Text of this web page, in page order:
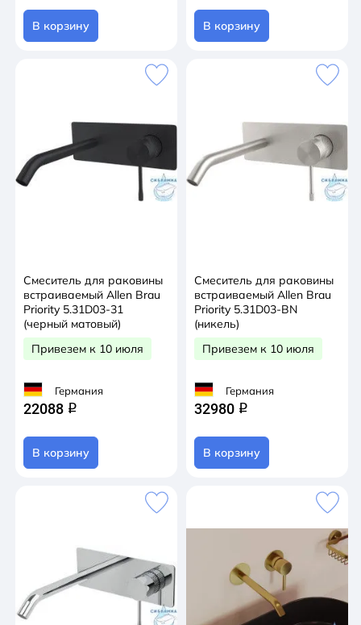
В корзину В корзину
Смеситель для раковины
встраиваемый Allen Brau
Priority 5.31D03-31
(черный матовый)
Привезем к 10 июля
Германия
22088 q
В корзину
Смеситель для раковины
встраиваемый Allen Brau
Priority 5.31D03-BN
(никель)
Привезем к 10 июля
Германия
32980 q
В корзину